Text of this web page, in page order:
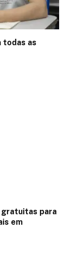
todas as
gratuitas para
em